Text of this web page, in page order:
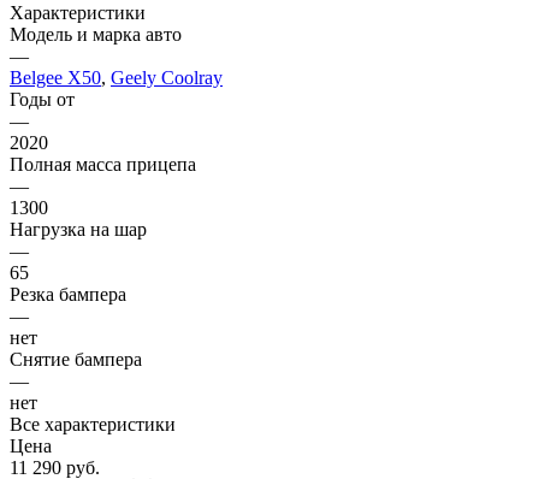
Характеристики
Модель и марка авто
—
Belgee X50, Geely Coolray
Годы от
—
2020
Полная масса прицепа
—
1300
Нагрузка на шар
—
65
Резка бампера
—
нет
Снятие бампера
—
нет
Все характеристики
Цена
11 290 руб.